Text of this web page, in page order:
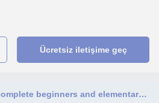
Ücretsiz iletişime geç
I specialize in teaching complete beginners and elementary-adult learners. Every lesson is personalized to your needs and learning styles. I can't wait to meet you!